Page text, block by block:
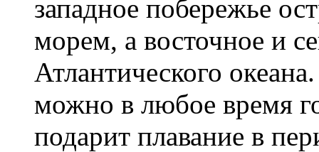
западное побережье
морем, а восточное и
Атлантического
можно в любое время
подарит плавание в